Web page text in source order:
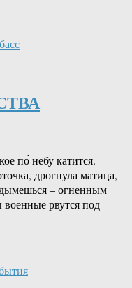
небу катится.
дрогнула матица,
– огненным
рвутся под